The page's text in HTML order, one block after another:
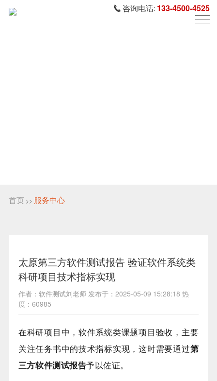
咨询电话: 133-4500-4525
首页 >> 服务中心
太原第三方软件测试报告 验证软件系统类
科研项目技术指标实现
作者：软件测试刘老师 发布于：2025-05-09 15:28:18 热
度：60985
在科研项目中，软件系统类课题项目验收，主要
关注任务书中的技术指标实现，这时需要通过第
三方软件测试报告予以佐证。